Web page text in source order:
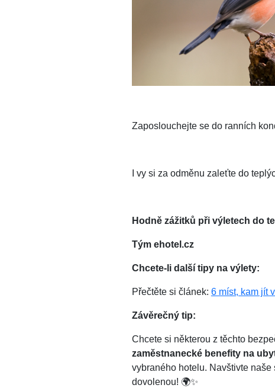
Zaposlouchejte se do ranních
I vy si za odměnu zaleťte do
Hodně zážitků při výletech do
Tým ehotel.cz
Chcete-li další tipy na výlety:
Přečtěte si článek: 6 míst, kam jít
Závěrečný tip:
Chcete si některou z těchto
zaměstnanecké benefity na
vybraného hotelu. Navštivte
dovolenou! 🌍✨